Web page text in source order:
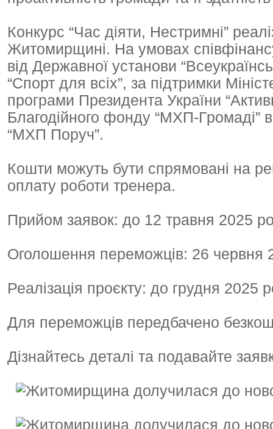
Конкурс “Час діяти, Нестримні”
Житомирщині. На умовах
від Державної установи
“Спорт для всіх”, за підтримки
програми Президента України
Благодійного фонду “МХП-Громаді”
“МХП Поруч”.
Кошти можуть бути спрямовані на
оплату роботи тренера.
Прийом заявок: до 12 травня 2025
Оголошення переможців: 26 червня
Реалізація проєкту: до грудня 2025
Для переможців передбачено
Дізнайтесь деталі та подавайте